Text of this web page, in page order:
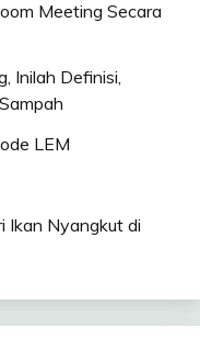
Meeting Secara
Inilah Definisi,
LEM
Ikan Nyangkut di